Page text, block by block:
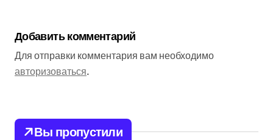
Добавить комментарий
Для отправки комментария вам необходимо
авторизоваться.
Вы пропустили